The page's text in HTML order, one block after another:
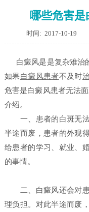
哪些危害
时间: 2017-10-19
白癜风是是复杂难治
如果白癜风患者不及时
危害是白癜风患者无法
介绍。
一、患者的白斑无法
半途而废，患者的外观
给患者的学习、就业、
的事情。
二、白癜风还会对患
理负担。对此半途而废